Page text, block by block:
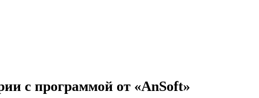
с программой от «AnSoft»